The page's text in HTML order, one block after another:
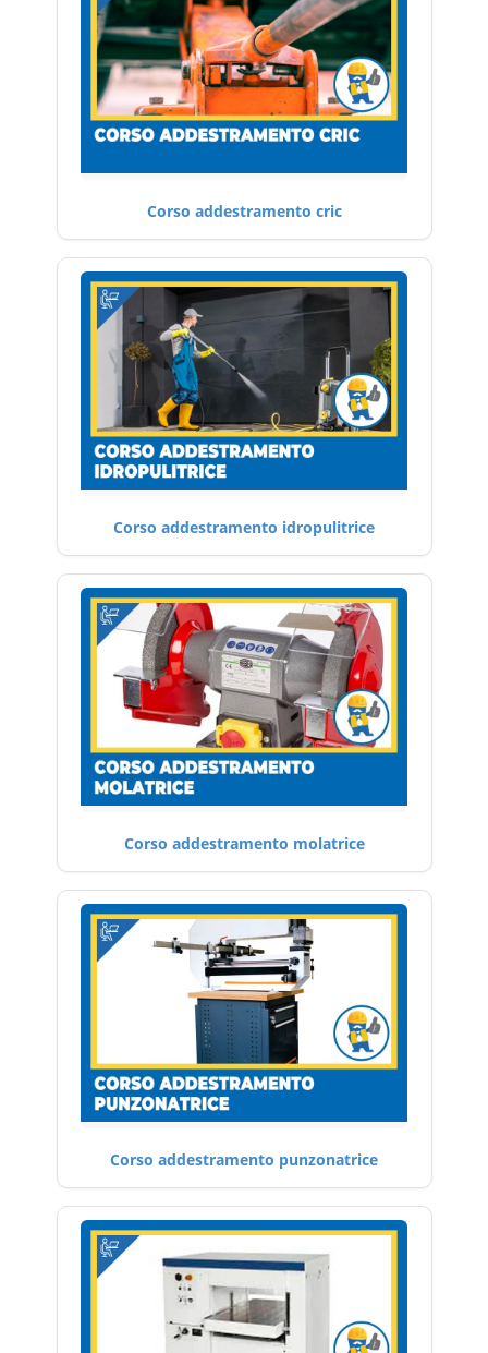
Corso addestramento cric
Corso addestramento idropulitrice
Corso addestramento molatrice
Corso addestramento punzonatrice